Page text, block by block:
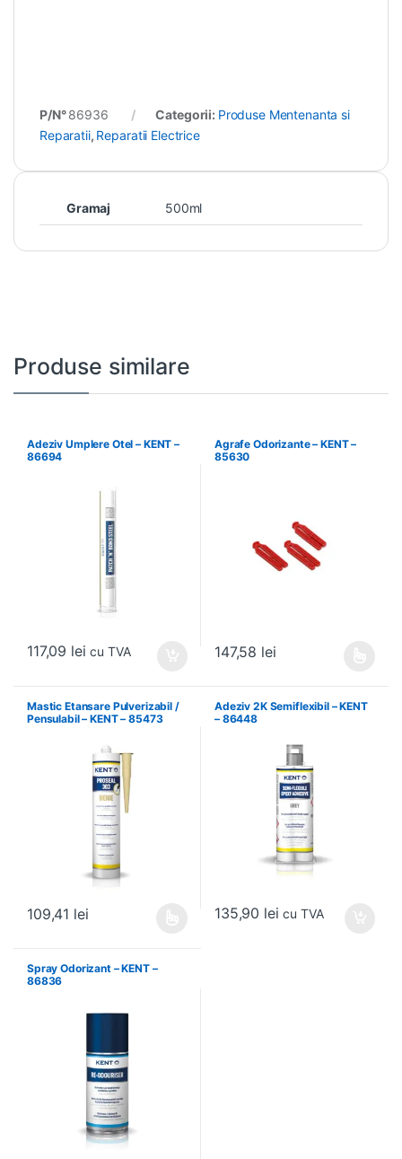
P/N°86936 Categorii: Produse Mentenanta si
Reparatii, Reparatii Electrice
Gramaj 500ml
Produse similare
Adeziv Umplere Otel – KENT –
86694
117,09 lei cu TVA
Agrafe Odorizante – KENT –
85630
147,58 lei
Mastic Etansare Pulverizabil /
Pensulabil – KENT – 85473
109,41 lei
Adeziv 2K Semiflexibil – KENT
– 86448
135,90 lei cu TVA
Spray Odorizant – KENT –
86836